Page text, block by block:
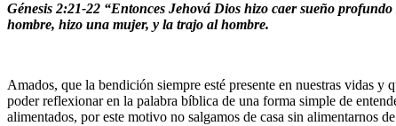
Génesis 2:21-22 “Entonces Jehová Dios hizo caer sueño
hombre, hizo una mujer, y la trajo al hombre.
Amados, que la bendición siempre esté presente en nuestras vidas
poder reflexionar en la palabra bíblica de una forma simple de
alimentados, por este motivo no salgamos de casa sin alimentarnos